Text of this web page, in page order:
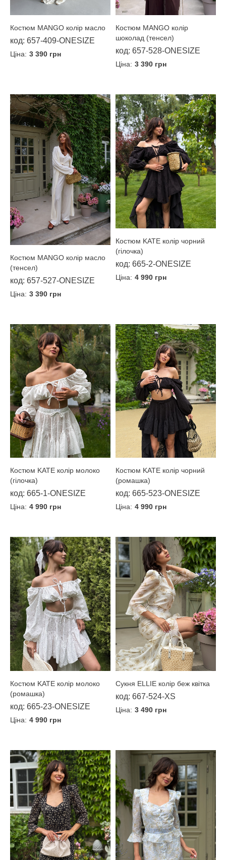
Костюм MANGO колір масло
код: 657-409-ONESIZE
Ціна: 3 390 грн
Костюм MANGO колір
шоколад (тенсел)
код: 657-528-ONESIZE
Ціна: 3 390 грн
Костюм MANGO колір масло
(тенсел)
код: 657-527-ONESIZE
Ціна: 3 390 грн
Костюм KATE колір чорний
(гілочка)
код: 665-2-ONESIZE
Ціна: 4 990 грн
Костюм KATE колір молоко
(гілочка)
код: 665-1-ONESIZE
Ціна: 4 990 грн
Костюм KATE колір чорний
(ромашка)
код: 665-523-ONESIZE
Ціна: 4 990 грн
Костюм KATE колір молоко
(ромашка)
код: 665-23-ONESIZE
Ціна: 4 990 грн
Сукня ELLIE колір беж квітка
код: 667-524-XS
Ціна: 3 490 грн